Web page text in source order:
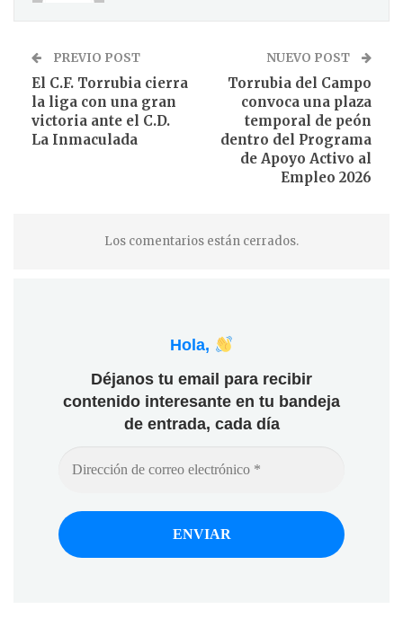
PREVIO POST
El C.F. Torrubia cierra
la liga con una gran
victoria ante el C.D.
La Inmaculada
NUEVO POST
Torrubia del Campo
convoca una plaza
temporal de peón
dentro del Programa
de Apoyo Activo al
Empleo 2026
Los comentarios están cerrados.
Hola,
Déjanos tu email para recibir
contenido interesante en tu bandeja
de entrada, cada día